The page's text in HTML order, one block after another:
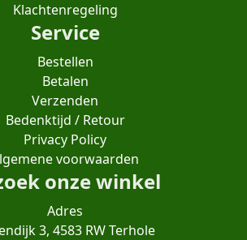
Klachtenregeling
Service
Bestellen
Betalen
Verzenden
Bedenktijd / Retour
Privacy Policy
voorwaarden
onze winkel
Adres
3, 4583 RW Terhole